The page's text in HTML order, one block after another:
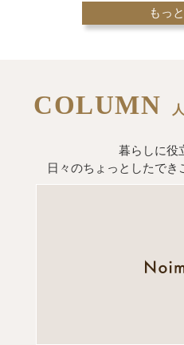
もっ
COLUMN
暮らしに役
日々のちょっとしたでき